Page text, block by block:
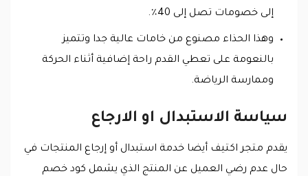
إلى خصومات تصل إلى 40٪.
وهذا الحذاء مصنوع من خامات عالية جدا وتتميز
بالنعومة على تعطي القدم راحة إضافية أثناء الحركة
وممارسة الرياضة.
سياسة الاستبدال او الارجاع
يقدم متجر اكتيف أيضا خدمة استبدال أو إرجاع المنتجات في
حال عدم رضي العميل عن المنتج الذي يشمل كود خصم